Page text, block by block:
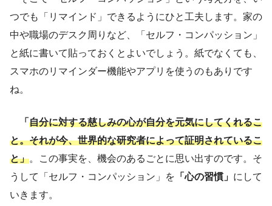
つでも「リマインド」できるようにひと工夫します。家の
中や職場のデスク周りなど、「セルフ・コンパッション」
と紙に書いて貼っておくとよいでしょう。紙でなくても、
スマホのリマインダー機能やアプリを使うのもありです
ね。
「 自分に対する慈しみの心が自分を元気にしてくれるこ
と。それが今、世界的な研究者によって証明されているこ
と」。この事実を、機会のあるごとに思い出すのです。そ
うして「セルフ・コンパッション」を 「心の習慣」 にして
いきます。